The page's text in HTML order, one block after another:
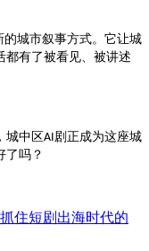
城市叙事方式。它让城
都有了被看见、被讲述
城中区AI 剧正成为这座城
了吗？
住短剧出海时代的